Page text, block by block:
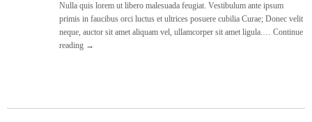
Nulla quis lorem ut libero malesuada feugiat. Vestibulum ante ipsum
primis in faucibus orci luctus et ultrices posuere cubilia Curae; Donec velit
neque, auctor sit amet aliquam vel, ullamcorper sit amet ligula.… Continue
reading →